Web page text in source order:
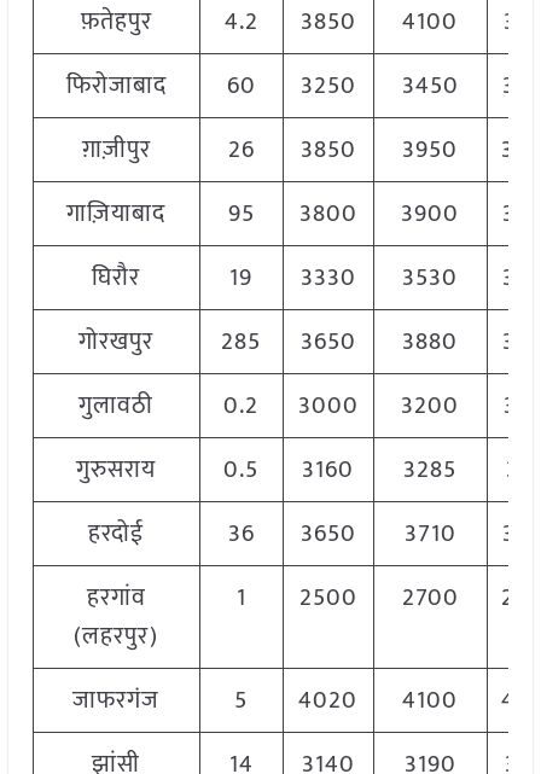
फ़तेहपुर
4.2 3850 4100
फिरोजाबाद
60 3250 3450
ग़ाज़ीपुर
26 3850 3950
गाज़ियाबाद
95 3800 3900
घिरौर
19 3330 3530
गोरखपुर
285 3650 3880
गुलावठी
0.2 3000 3200
गुरुसराय
0.5 3160 3285
हरदोई
36 3650 3710
हरगांव
(लहरपुर)
1 2500 2700
जाफरगंज 5 4020 4100
झांसी
14 3140 3190